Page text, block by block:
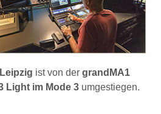
ist von der grandMA1
Light im Mode 3 umgestiegen.